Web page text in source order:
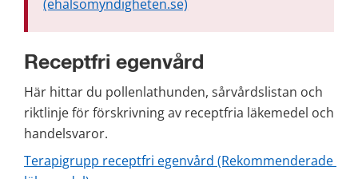
(ehalsomyndigheten.se)
Receptfri egenvård
Här hittar du pollenlathunden, sårvårdslistan och
riktlinje för förskrivning av receptfria läkemedel och
handelsvaror.
Terapigrupp receptfri egenvård (Rekommenderade